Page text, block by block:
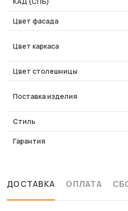
Цвет фасада
Цвет каркаса
Цвет столешницы
Поставка изделия
Стиль
Гарантия
ДОСТАВКА ОПЛАТА